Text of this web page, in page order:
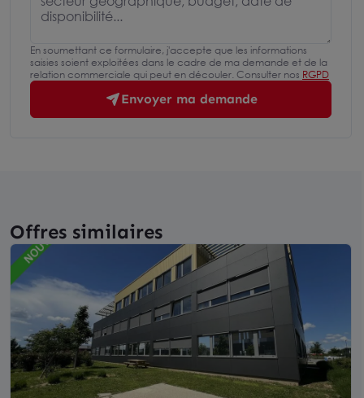
En soumettant ce formulaire, j'accepte que les informations
saisies soient exploitées dans le cadre de ma demande et de la
relation commerciale qui peut en découler. Consulter nos RGPD
Envoyer ma demande
Offres similaires